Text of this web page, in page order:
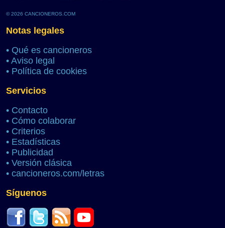
© 2026 CANCIONEROS.COM
Notas legales
• Qué es cancioneros
• Aviso legal
• Política de cookies
Servicios
• Contacto
• Cómo colaborar
• Criterios
• Estadísticas
• Publicidad
• Versión clásica
• cancioneros.com/letras
Síguenos